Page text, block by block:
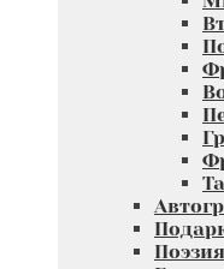
Поэзия